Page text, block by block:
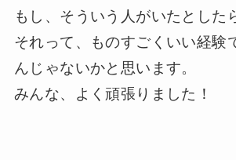
もし、そういう人がいたとした
それって、ものすごくいい経験
んじゃないかと思います。
みんな、よく頑張りました！